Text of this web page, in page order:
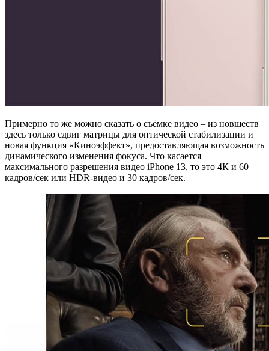
Примерно то же можно сказать о съёмке видео – из новшеств
здесь только сдвиг матрицы для оптической стабилизации и
новая функция «Киноэффект», предоставляющая возможность
динамического изменения фокуса. Что касается
максимального разрешения видео iPhone 13, то это 4К и 60
кадров/сек или HDR-видео и 30 кадров/сек.